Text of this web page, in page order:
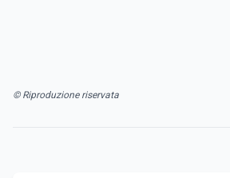
© Riproduzione riservata